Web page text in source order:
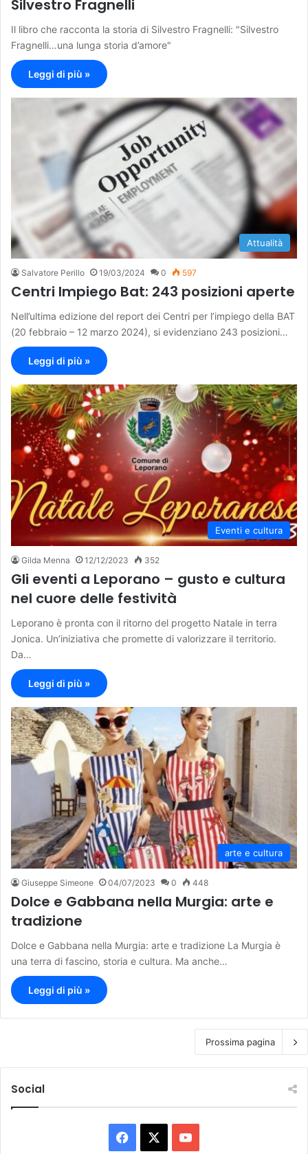
Silvestro Fragnelli
Il libro che racconta la storia di Silvestro Fragnelli: "Silvestro
Fragnelli…una lunga storia d’amore"
Leggi di più »
Attualità
Salvatore Perillo 19/03/2024 0 597
Centri Impiego Bat: 243 posizioni aperte
Nell’ultima edizione del report dei Centri per l’impiego della BAT
(20 febbraio – 12 marzo 2024), si evidenziano 243 posizioni…
Leggi di più »
Eventi e cultura
Gilda Menna 12/12/2023 352
Gli eventi a Leporano – gusto e cultura
nel cuore delle festività
Leporano è pronta con il ritorno del progetto Natale in terra
Jonica. Un’iniziativa che promette di valorizzare il territorio.
Da…
Leggi di più »
arte e cultura
Giuseppe Simeone 04/07/2023 0 448
Dolce e Gabbana nella Murgia: arte e
tradizione
Dolce e Gabbana nella Murgia: arte e tradizione La Murgia è
una terra di fascino, storia e cultura. Ma anche…
Leggi di più »
Prossima pagina
Social